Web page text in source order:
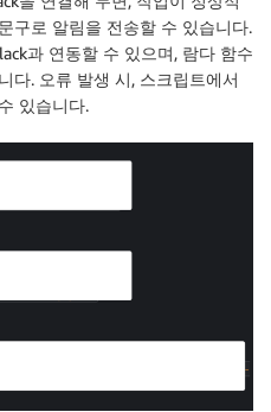
구로 알림을 전송할 수 있습니다.
과 연동할 수 있으며, 람다 함수
다. 오류 발생 시, 스크립트에서
있습니다.